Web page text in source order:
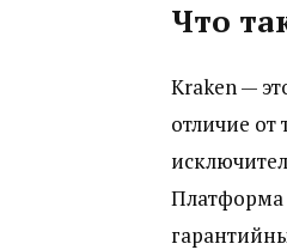
Что
Kraken —
отличие от
Платформа